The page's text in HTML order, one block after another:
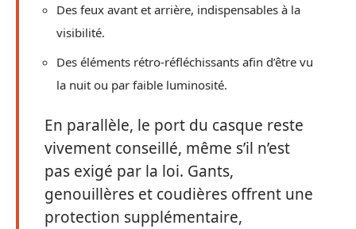
Des feux avant et arrière, indispensables à la
visibilité.
Des éléments rétro-réfléchissants afin d’être vu
la nuit ou par faible luminosité.
En parallèle, le port du casque reste
vivement conseillé, même s’il n’est
pas exigé par la loi. Gants,
genouillères et coudières offrent une
protection supplémentaire,